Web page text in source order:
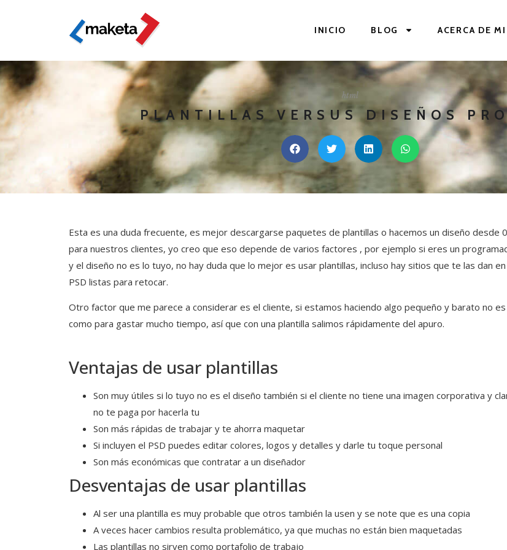
INICIO BLOG ACERCA DE MI
html
PLANTILLAS VERSUS DISEÑOS
Esta es una duda frecuente, es mejor descargarse paquetes de plantillas o hacemos un diseño desde 0
para nuestros clientes, yo creo que eso depende de varios factores , por ejemplo si eres un
y el diseño no es lo tuyo, no hay duda que lo mejor es usar plantillas, incluso hay sitios que te las dan en
PSD listas para retocar.
Otro factor que me parece a considerar es el cliente, si estamos haciendo algo pequeño y barato no es
como para gastar mucho tiempo, así que con una plantilla salimos rápidamente del apuro.
Ventajas de usar plantillas
Son muy útiles si lo tuyo no es el diseño también si el cliente no tiene una imagen corporativa y
no te paga por hacerla tu
Son más rápidas de trabajar y te ahorra maquetar
Si incluyen el PSD puedes editar colores, logos y detalles y darle tu toque personal
Son más económicas que contratar a un diseñador
Desventajas de usar plantillas
Al ser una plantilla es muy probable que otros también la usen y se note que es una copia
A veces hacer cambios resulta problemático, ya que muchas no están bien maquetadas
Las plantillas no sirven como portafolio de trabajo